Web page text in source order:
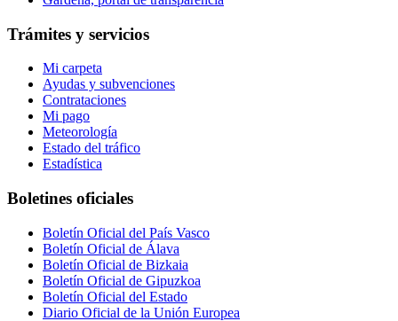
Trámites y servicios
Mi carpeta
Ayudas y subvenciones
Contrataciones
Mi pago
Meteorología
Estado del tráfico
Estadística
Boletines oficiales
Boletín Oficial del País Vasco
Boletín Oficial de Álava
Boletín Oficial de Bizkaia
Boletín Oficial de Gipuzkoa
Boletín Oficial del Estado
Diario Oficial de la Unión Europea